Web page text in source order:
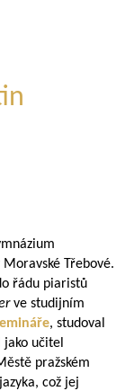
Třebové.
řádu piaristů
ve studijním
, studoval
jako učitel
pražském
což jej